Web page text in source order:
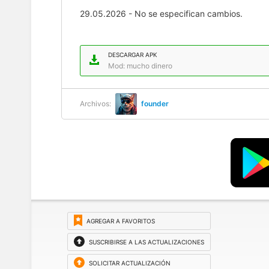
29.05.2026 - No se especifican cambios.
DESCARGAR APK
Mod: mucho dinero
Archivos: founder
AGREGAR A FAVORITOS
SUSCRIBIRSE A LAS ACTUALIZACIONES
SOLICITAR ACTUALIZACIÓN